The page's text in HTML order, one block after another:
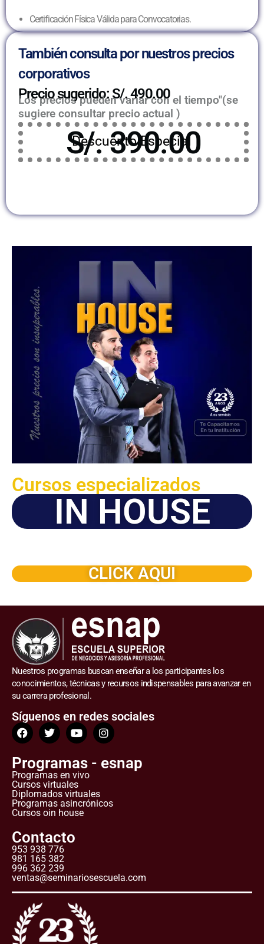
Certificación Física Válida para Convocatorias.
También consulta por nuestros precios
corporativos
Precio sugerido: S/. 490.00
Los precios pueden variar con el tiempo"(se
sugiere consultar precio actual )
Descuento Especial
S/. 390.00
Cursos especializados
IN HOUSE
CLICK AQUI
Nuestros programas buscan enseñar a los participantes los
conocimientos, técnicas y recursos indispensables para avanzar en
su carrera profesional.
Síguenos en redes sociales
Programas - esnap
Programas en vivo
Cursos virtuales
Diplomados virtuales
Programas asincrónicos
Cursos oin house
Contacto
953 938 776
981 165 382
996 362 239
ventas@seminariosescuela.com